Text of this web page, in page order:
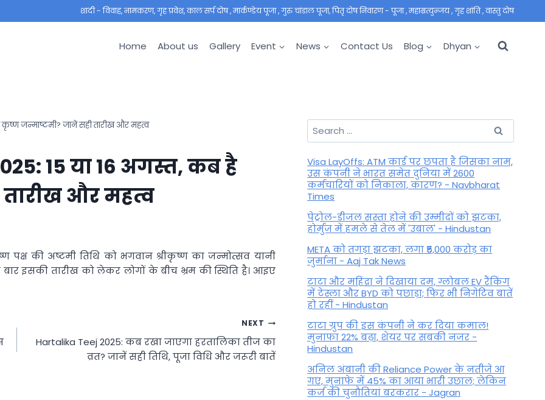
शादी - विवाह, नामकरण, गृह प्रवेश, काल सर्प दोष , मार्कण्डेय पूजा , गुरु चांडाल पूजा, पितृ दोष निवारण - पूजा , महाम्रत्युन्जय , गृह शांति , वास्तु दोष
Home About us Gallery Event News Contact Us Blog Dhyan
जन्माष्टमी? जानें सही तारीख और महत्व
15 या 16 अगस्त, कब है
और महत्व
पक्ष की अष्टमी तिथि को भगवान श्रीकृष्ण का जन्मोत्सव यानी
बार इसकी तारीख को लेकर लोगों के बीच भ्रम की स्थिति है। आइए
NEXT
Hartalika Teej 2025: कब रखा जाएगा हरतालिका तीज का
व्रत? जानें सही तिथि, पूजा विधि और जरूरी बातें
Search
for:
Visa LayOffs: ATM कार्ड पर छपता है जिसका नाम,
उस कंपनी ने भारत समेत दुनिया में 2600
कर्मचारियों को निकाला, कारण? - Navbharat
Times
पेट्रोल-डीजल सस्ता होने की उम्मीदों को झटका,
होर्मुज में हमले से तेल में 'उबाल' - Hindustan
META को तगड़ा झटका, लगा ₹5,000 करोड़ का
जुर्माना - Aaj Tak News
टाटा और महिंद्रा ने दिखाया दम, ग्लोबल EV रैंकिंग
में टेस्ला और BYD को पछाड़ा; फिर भी निगेटिव बातें
हो रहीं - Hindustan
टाटा ग्रुप की इस कंपनी ने कर दिया कमाल!
मुनाफा 22% बढ़ा, शेयर पर सबकी नजर -
Hindustan
अनिल अंबानी की Reliance Power के नतीजे आ
गए, मुनाफे में 45% का आया भारी उछाल; लेकिन
कर्ज की चुनौतियां बरकरार - Jagran